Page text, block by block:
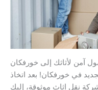
آمن لأثاثك إلى خورفكان
في خورفكان! بعد اتخاذ
نقل اثاث موثوقة، إليك